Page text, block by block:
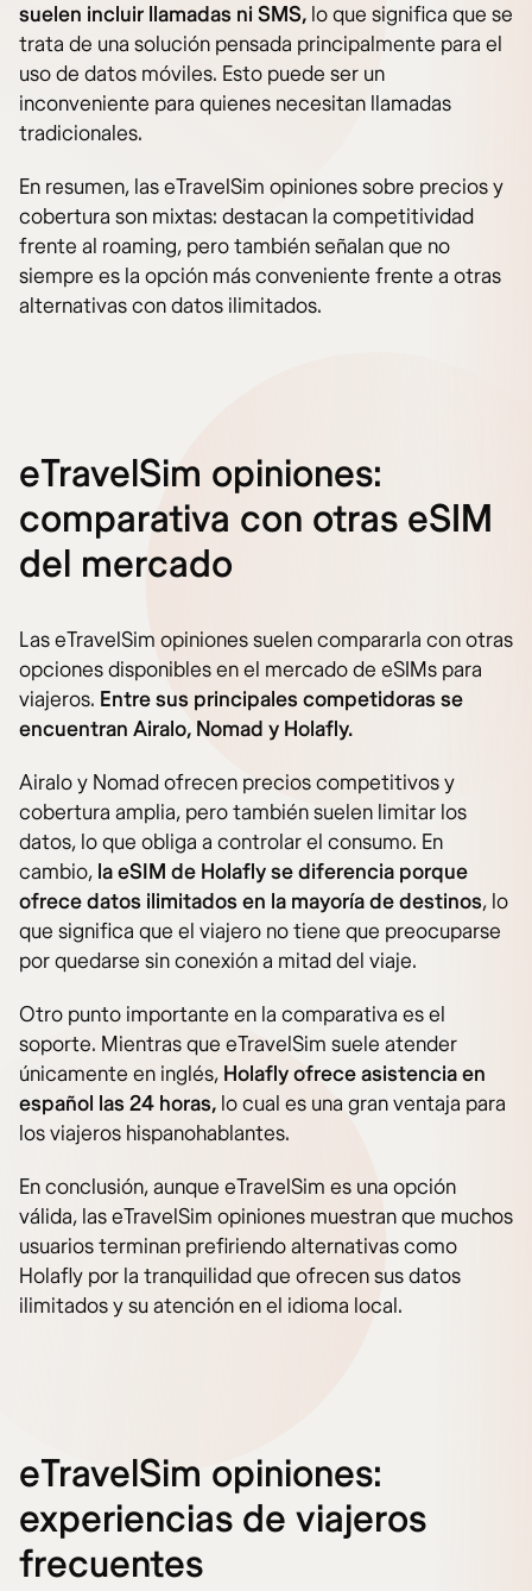
suelen incluir llamadas ni SMS, lo que significa que se
trata de una solución pensada principalmente para el
uso de datos móviles. Esto puede ser un
inconveniente para quienes necesitan llamadas
tradicionales.
En resumen, las eTravelSim opiniones sobre precios y
cobertura son mixtas: destacan la competitividad
frente al roaming, pero también señalan que no
siempre es la opción más conveniente frente a otras
alternativas con datos ilimitados.
eTravelSim opiniones:
comparativa con otras eSIM
del mercado
Las eTravelSim opiniones suelen compararla con otras
opciones disponibles en el mercado de eSIMs para
viajeros. Entre sus principales competidoras se
encuentran Airalo, Nomad y Holafly.
Airalo y Nomad ofrecen precios competitivos y
cobertura amplia, pero también suelen limitar los
datos, lo que obliga a controlar el consumo. En
cambio, la eSIM de Holafly se diferencia porque
ofrece datos ilimitados en la mayoría de destinos, lo
que significa que el viajero no tiene que preocuparse
por quedarse sin conexión a mitad del viaje.
Otro punto importante en la comparativa es el
soporte. Mientras que eTravelSim suele atender
únicamente en inglés, Holafly ofrece asistencia en
español las 24 horas, lo cual es una gran ventaja para
los viajeros hispanohablantes.
En conclusión, aunque eTravelSim es una opción
válida, las eTravelSim opiniones muestran que muchos
usuarios terminan prefiriendo alternativas como
Holafly por la tranquilidad que ofrecen sus datos
ilimitados y su atención en el idioma local.
eTravelSim opiniones:
experiencias de viajeros
frecuentes